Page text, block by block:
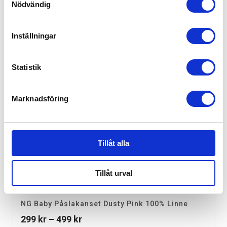
Nödvändig
Inställningar
Statistik
Marknadsföring
Tillåt alla
Tillåt urval
NG Baby Påslakanset Dusty Pink 100% Linne
299 kr – 499 krPrisintervall: